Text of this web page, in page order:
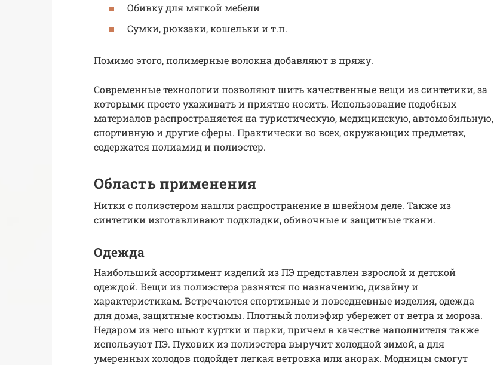
Обивку для мягкой мебели
Сумки, рюкзаки, кошельки и т.п.
Помимо этого, полимерные волокна добавляют в пряжу.
Современные технологии позволяют шить качественные вещи из синтетики, за
которыми просто ухаживать и приятно носить. Использование подобных
материалов распространяется на туристическую, медицинскую, автомобильную,
спортивную и другие сферы. Практически во всех, окружающих предметах,
содержатся полиамид и полиэстер.
Область применения
Нитки с полиэстером нашли распространение в швейном деле. Также из
синтетики изготавливают подкладки, обивочные и защитные ткани.
Одежда
Наибольший ассортимент изделий из ПЭ представлен взрослой и детской
одеждой. Вещи из полиэстера разнятся по назначению, дизайну и
характеристикам. Встречаются спортивные и повседневные изделия, одежда
для дома, защитные костюмы. Плотный полиэфир убережет от ветра и мороза.
Недаром из него шьют куртки и парки, причем в качестве наполнителя также
используют ПЭ. Пуховик из полиэстера выручит холодной зимой, а для
умеренных холодов подойдет легкая ветровка или анорак. Модницы смогут